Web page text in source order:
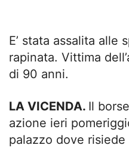
E’ stata assalita alle
rapinata. Vittima
di 90 anni.
LA VICENDA. Il
azione ieri
palazzo dove risiede